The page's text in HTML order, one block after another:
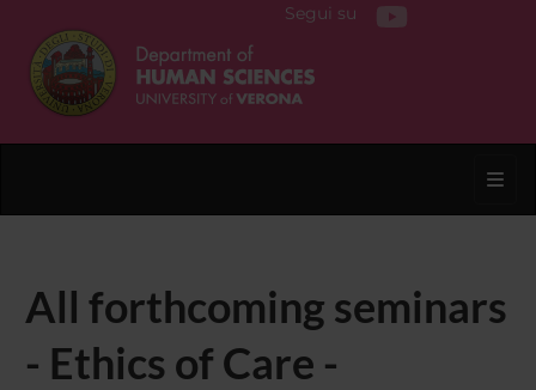
Segui su
All forthcoming seminars
- Ethics of Care -